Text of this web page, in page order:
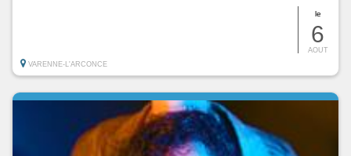
le
6
AOUT
VARENNE-L'ARCONCE